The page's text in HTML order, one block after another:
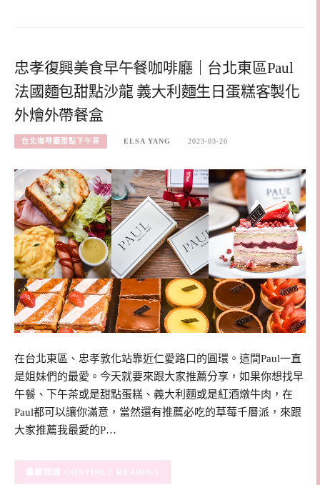
忠孝復興美食早午餐咖啡廳｜台北東區Paul
法國麵包甜點沙龍 義大利麵生日蛋糕客製化
外燴外帶餐盒
台北咖啡廳甜點下午茶 ELSA YANG 2023-03-20
在台北東區、忠孝敦化站靠近仁愛路口的圓環。這間Paul一直
是姐妹們的最愛。今天就要來跟大家推薦分享，如果你想找早
午餐、下午茶或是甜點蛋糕、義大利麵或是紅酒燉牛肉，在
Paul都可以讓你滿意，當然還有推薦必吃的草莓千層派，來跟
大家推薦我最愛的P…
CONTINUE READING